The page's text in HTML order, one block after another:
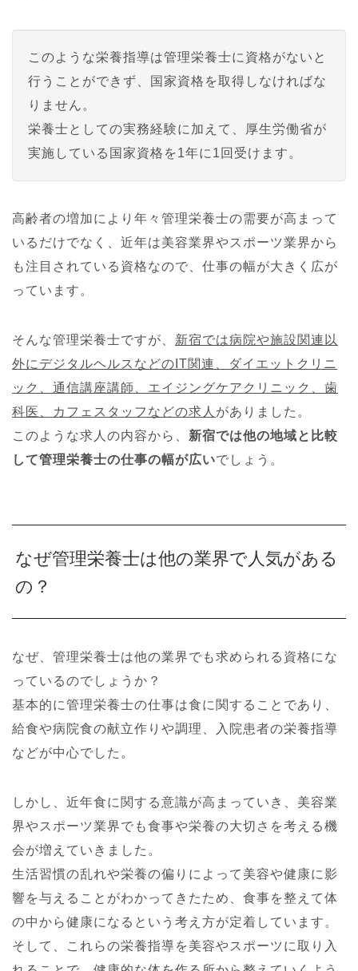
このような栄養指導は管理栄養士に資格がないと
行うことができず、国家資格を取得しなければな
りません。
栄養士としての実務経験に加えて、厚生労働省が
実施している国家資格を1年に1回受けます。
高齢者の増加により年々管理栄養士の需要が高まって
いるだけでなく、近年は美容業界やスポーツ業界から
も注目されている資格なので、仕事の幅が大きく広が
っています。
そんな管理栄養士ですが、 新宿では病院や施設関連以
外にデジタルヘルスなどのIT関連、ダイエットクリニ
ック、通信講座講師、エイジングケアクリニック、歯
科医、カフェスタッフなどの求人 がありました。
このような求人の内容から、 新宿では他の地域と比較
して管理栄養士の仕事の幅が広いでしょう。
なぜ管理栄養士は他の業界で人気がある
の？
なぜ、管理栄養士は他の業界でも求められる資格にな
っているのでしょうか？
基本的に管理栄養士の仕事は食に関することであり、
給食や病院食の献立作りや調理、入院患者の栄養指導
などが中心でした。
しかし、近年食に関する意識が高まっていき、美容業
界やスポーツ業界でも食事や栄養の大切さを考える機
会が増えていきました。
生活習慣の乱れや栄養の偏りによって美容や健康に影
響を与えることがわかってきたため、食事を整えて体
の中から健康になるという考え方が定着しています。
そして、これらの栄養指導を美容やスポーツに取り入